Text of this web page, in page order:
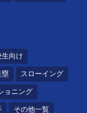
生向け
塁 スローイング
ョニング
その他一覧